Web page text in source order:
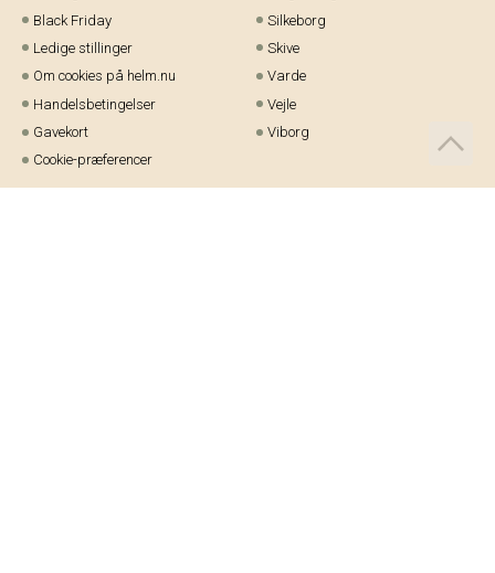
Black Friday
Ledige stillinger
Om cookies på helm.nu
Handelsbetingelser
Gavekort
Cookie-præferencer
Silkeborg
Skive
Varde
Vejle
Viborg